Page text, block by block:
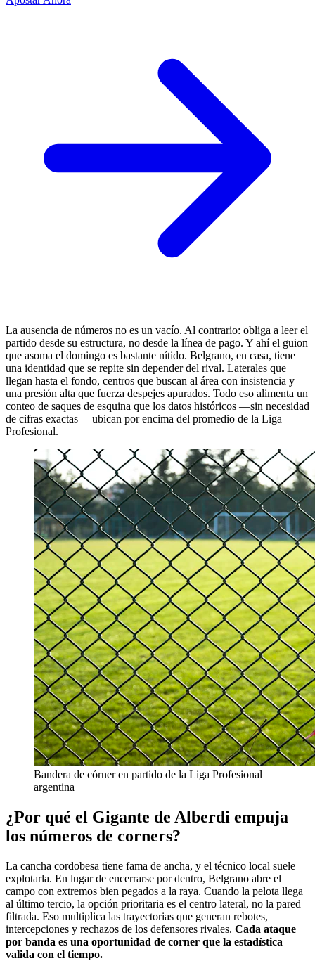
La ausencia de números no es un vacío. Al contrario: obliga a leer el
partido desde su estructura, no desde la línea de pago. Y ahí el guion
que asoma el domingo es bastante nítido. Belgrano, en casa, tiene
una identidad que se repite sin depender del rival. Laterales que
llegan hasta el fondo, centros que buscan al área con insistencia y
una presión alta que fuerza despejes apurados. Todo eso alimenta un
conteo de saques de esquina que los datos históricos —sin necesidad
de cifras exactas— ubican por encima del promedio de la Liga
Profesional.
Bandera de córner en partido de la Liga Profesional
argentina
¿Por qué el Gigante de Alberdi empuja
los números de corners?
La cancha cordobesa tiene fama de ancha, y el técnico local suele
explotarla. En lugar de encerrarse por dentro, Belgrano abre el
campo con extremos bien pegados a la raya. Cuando la pelota llega
al último tercio, la opción prioritaria es el centro lateral, no la pared
filtrada. Eso multiplica las trayectorias que generan rebotes,
intercepciones y rechazos de los defensores rivales. Cada ataque
por banda es una oportunidad de corner que la estadística
valida con el tiempo.